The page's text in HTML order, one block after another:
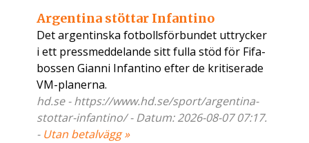
Argentina stöttar Infantino
Det argentinska fotbollsförbundet uttrycker
i ett pressmeddelande sitt fulla stöd för Fifa-
bossen Gianni Infantino efter de kritiserade
VM-planerna.
hd.se - https://www.hd.se/sport/argentina-
stottar-infantino/ - Datum: 2026-08-07 07:17.
- Utan betalvägg »